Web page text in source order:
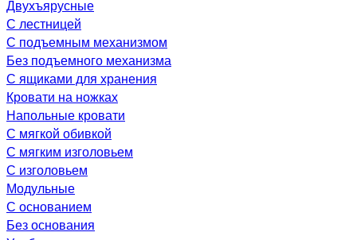
Двухъярусные
С лестницей
С подъемным механизмом
Без подъемного механизма
С ящиками для хранения
Кровати на ножках
Напольные кровати
С мягкой обивкой
С мягким изголовьем
С изголовьем
Модульные
С основанием
Без основания